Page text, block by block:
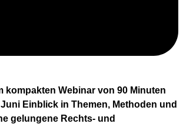
kompakten Webinar von 90 Minuten
Juni Einblick in Themen, Methoden und
gelungene Rechts- und